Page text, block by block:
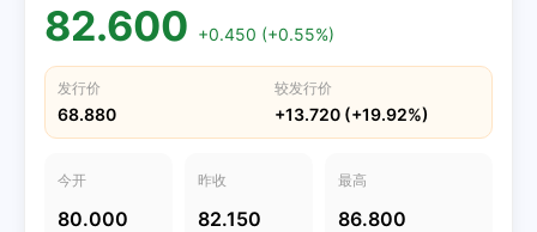
82.600 +0.450 (+0.55%)
发行价
68.880
较发行价
+13.720 (+19.92%)
今开
80.000
昨收
82.150
最高
86.800